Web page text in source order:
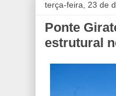
terça-feira, 23 de
Ponte
estrutural